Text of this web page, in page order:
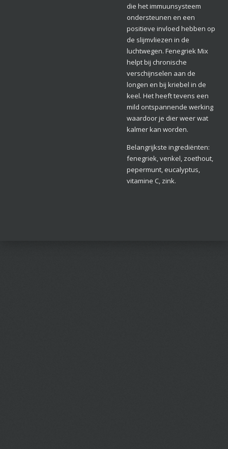
die het immuunsysteem
ondersteunen en een
positieve invloed hebben op
de slijmvliezen in de
luchtwegen. Fenegriek Mix
helpt bij chronische
verschijnselen aan de
longen en bij kriebel in de
keel. Het heeft tevens een
mild ontspannende werking
waardoor je dier weer wat
kalmer kan worden.
Belangrijkste ingrediënten:
fenegriek, venkel, zoethout,
pepermunt, eucalyptus,
vitamine C, zink.